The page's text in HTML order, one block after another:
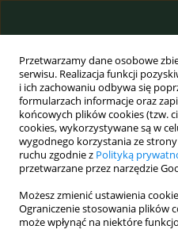
Przetwarzamy dane osobowe
serwisu. Realizacja funkcji
i ich zachowaniu odbywa się
formularzach informacje oraz
końcowych plików cookies (tzw.
cookies, wykorzystywane są w
wygodnego korzystania ze
ruchu zgodnie z Polityką
przetwarzane przez narzędzie
Możesz zmienić ustawienia
Ograniczenie stosowania plików
może wpłynąć na niektóre
AutorIdha
Ammonium-Assisted
Bentonite as Effective